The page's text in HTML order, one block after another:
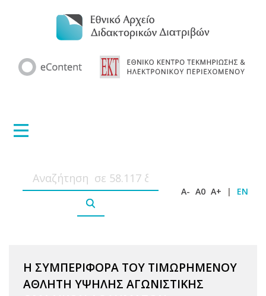
A- A0 A+ | EN
Η ΣΥΜΠΕΡΙΦΟΡΑ ΤΟΥ ΤΙΜΩΡΗΜΕΝΟΥ
ΑΘΛΗΤΗ ΥΨΗΛΗΣ ΑΓΩΝΙΣΤΙΚΗΣ